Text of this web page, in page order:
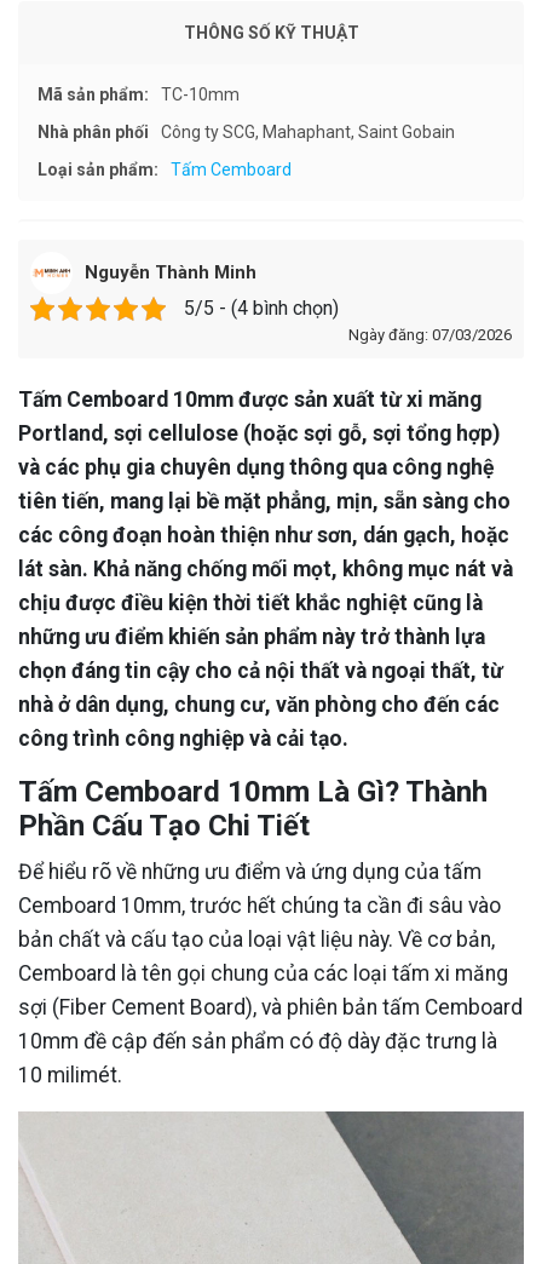
THÔNG SỐ KỸ THUẬT
Mã sản phẩm:
TC-10mm
Nhà phân phối
Công ty SCG, Mahaphant, Saint Gobain
Loại sản phẩm:
Tấm Cemboard
Nguyễn Thành Minh
5/5 - (4 bình chọn)
Ngày đăng: 07/03/2026
Tấm Cemboard 10mm được sản xuất từ xi măng
Portland, sợi cellulose (hoặc sợi gỗ, sợi tổng hợp)
và các phụ gia chuyên dụng thông qua công nghệ
tiên tiến, mang lại bề mặt phẳng, mịn, sẵn sàng cho
các công đoạn hoàn thiện như sơn, dán gạch, hoặc
lát sàn. Khả năng chống mối mọt, không mục nát và
chịu được điều kiện thời tiết khắc nghiệt cũng là
những ưu điểm khiến sản phẩm này trở thành lựa
chọn đáng tin cậy cho cả nội thất và ngoại thất, từ
nhà ở dân dụng, chung cư, văn phòng cho đến các
công trình công nghiệp và cải tạo.
Tấm Cemboard 10mm Là Gì? Thành
Phần Cấu Tạo Chi Tiết
Để hiểu rõ về những ưu điểm và ứng dụng của tấm
Cemboard 10mm, trước hết chúng ta cần đi sâu vào
bản chất và cấu tạo của loại vật liệu này. Về cơ bản,
Cemboard là tên gọi chung của các loại tấm xi măng
sợi (Fiber Cement Board), và phiên bản tấm Cemboard
10mm đề cập đến sản phẩm có độ dày đặc trưng là
10 milimét.